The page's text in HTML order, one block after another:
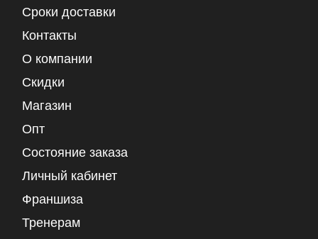
Сроки доставки
Контакты
О компании
Скидки
Магазин
Опт
Состояние заказа
Личный кабинет
Франшиза
Тренерам